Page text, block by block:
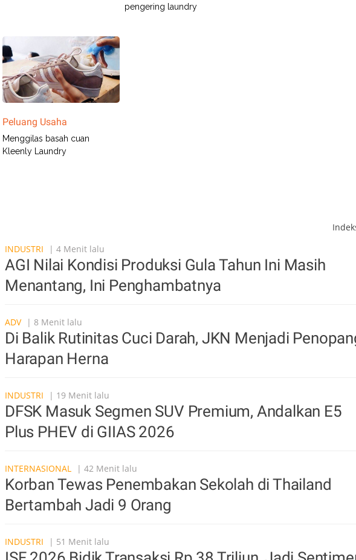
pengering laundry
Peluang Usaha
Menggilas basah cuan
Kleenly Laundry
INDUSTRI
| 4 Menit lalu
AGI Nilai Kondisi Produksi Gula Tahun Ini Masih
Menantang, Ini Penghambatnya
ADV | 8 Menit lalu
Di Balik Rutinitas Cuci Darah, JKN Menjadi
Harapan Herna
INDUSTRI | 19 Menit lalu
DFSK Masuk Segmen SUV Premium, Andalkan E5
Plus PHEV di GIIAS 2026
INTERNASIONAL | 42 Menit lalu
Korban Tewas Penembakan Sekolah di Thailand
Bertambah Jadi 9 Orang
INDUSTRI | 51 Menit lalu